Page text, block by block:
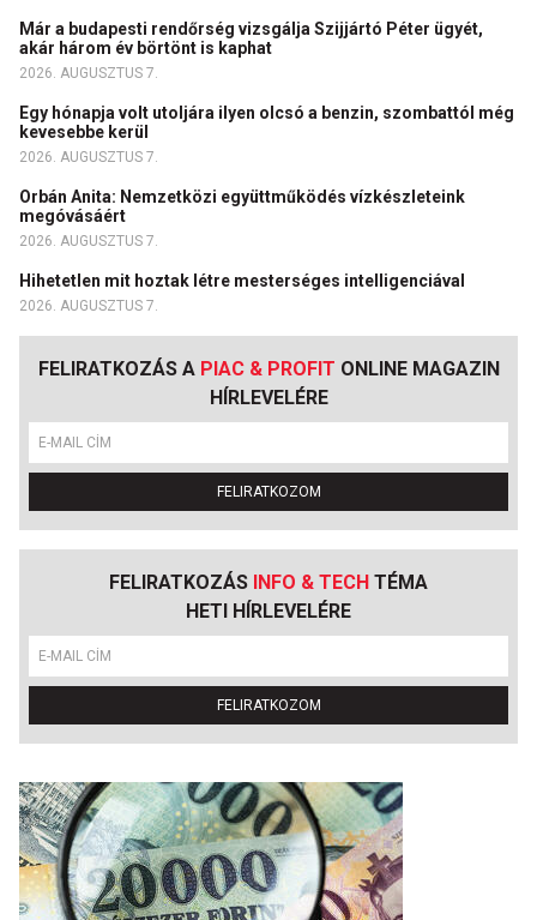
Már a budapesti rendőrség vizsgálja Szijjártó Péter ügyét,
akár három év börtönt is kaphat
2026. AUGUSZTUS 7.
Egy hónapja volt utoljára ilyen olcsó a benzin, szombattól még
kevesebbe kerül
2026. AUGUSZTUS 7.
Orbán Anita: Nemzetközi együttműködés vízkészleteink
megóvásáért
2026. AUGUSZTUS 7.
Hihetetlen mit hoztak létre mesterséges intelligenciával
2026. AUGUSZTUS 7.
FELIRATKOZÁS A PIAC & PROFIT ONLINE MAGAZIN
HÍRLEVELÉRE
FELIRATKOZOM
FELIRATKOZÁS INFO & TECH TÉMA
HETI HÍRLEVELÉRE
FELIRATKOZOM